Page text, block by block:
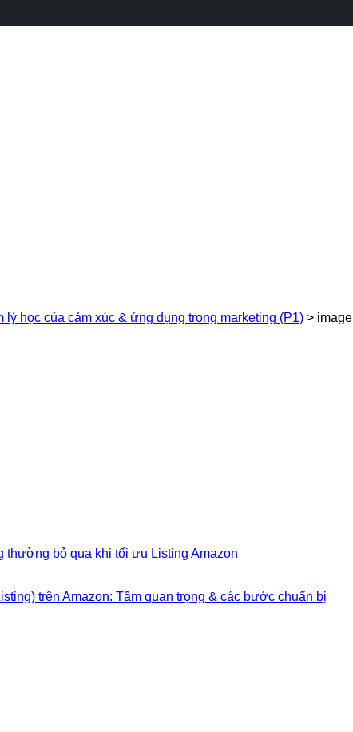
lý học của cảm xúc & ứng dụng trong marketing (P1) > image
thường bỏ qua khi tối ưu Listing Amazon
trên Amazon: Tầm quan trọng & các bước chuẩn bị